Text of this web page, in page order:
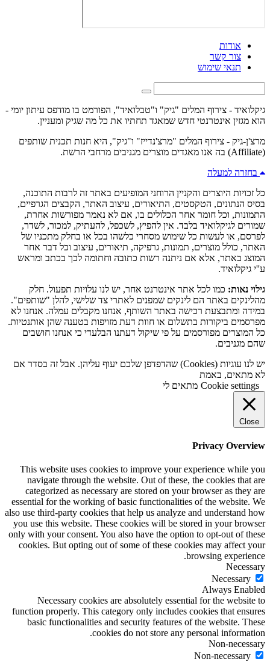
אודות
צור קשר
תנאי שימוש
גיקלואיד - צירוף המלים "גיק" ו"טבלואיד", הפורמט בו מודפס עיתון יומי -
הוא מגזין אינטרנטי חדש שמאגד תחתיו את כל מה שגיק ומעניין.
מרצ'ן-גיק - צירוף המלים "מרצ'נדייז" ו"גיק", היא חנות תכנית שותפים
(Affiliate) בה אנו מאגדים מוצרים מגניבים מרחבי הרשת.
בחזרה למעלה
כל זכויות היוצרים והקניין הרוחני המופיעים באתר זה לרבות התוכנה,
בסיס הנתונים, הטקסטים, התיאורים, עיצוב האתר, הקבצים הגרפיים,
התמונות, וכל חומר אחר הכלולים בו, אם לא נאמר מפורשות אחרת,
שמורים לגיקלואיד בלבד. אין להפיץ, לשכפל, להעתיק, למכור, לשדר,
לפרסם, או לעשות כל שימוש מסחרי כלשהו בכל או בחלק מתכניו של
האתר, כולל מוצרים, תמונות, גרפיקה, תיאורים, עיצוב וכל דבר אחר
המוצג באתר, אלא אם ניתנה רשות כתובה וחתומה לכך בכתב ומראש
ע''י גיקלואיד.
גילוי נאות: כמו לכל אתר אינטרנט אחר, יש לנו עלויות תפעול. חלק
מהלינקים באתר הם לינקים שמפנים לאתרי צד שלישי, להלן "שותפים".
במידה ומתבצעת רכישה באתר השותף, אנחנו מקבלים עמלה. אנחנו לא
מפרסמים ביקורות בתשלום או חוות דעת מזויפות בטענה שהן אותנטיות.
כל המוצרים מפורסמים על פי שיקול דעתנו הבלעדי כי אנחנו חושבים
שהם מגניבים.
יש לנו עוגיות (Cookies) שהדפדפן שלכם יעוף עליהן. אבל זה בסדר אם
לא מתאים, באמת
Cookie settings מתאים לי
Close
Privacy Overview
This website uses cookies to improve your experience while you
navigate through the website. Out of these, the cookies that are
categorized as necessary are stored on your browser as they are
essential for the working of basic functionalities of the website. We
also use third-party cookies that help us analyze and understand how
you use this website. These cookies will be stored in your browser
only with your consent. You also have the option to opt-out of these
cookies. But opting out of some of these cookies may affect your
browsing experience.
Necessary
Necessary
Always Enabled
Necessary cookies are absolutely essential for the website to
function properly. This category only includes cookies that ensures
basic functionalities and security features of the website. These
cookies do not store any personal information.
Non-necessary
Non-necessary